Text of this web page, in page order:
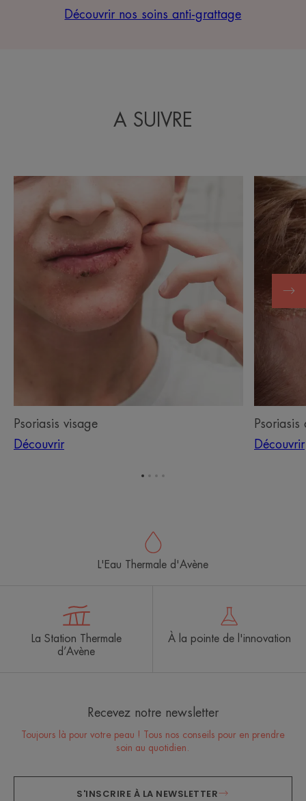
Découvrir nos soins anti-grattage
A SUIVRE
Découvrir
Psoriasis
visage
Psoriasis visage
Découvrir
Découvrir
Psoriasis
du
cuir
chevelu
Psoriasis
Découvrir
L'Eau Thermale d'Avène
La Station Thermale
d’Avène
À la pointe de l'innovation
Recevez notre newsletter
Toujours là pour votre peau ! Tous nos conseils pour en prendre
soin au quotidien.
S'INSCRIRE À LA NEWSLETTER